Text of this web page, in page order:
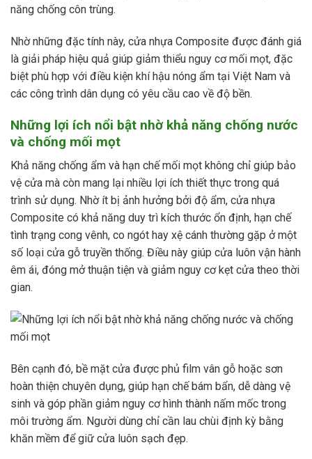
năng chống côn trùng.
Nhờ những đặc tính này, cửa nhựa Composite được đánh giá
là giải pháp hiệu quả giúp giảm thiểu nguy cơ mối mọt, đặc
biệt phù hợp với điều kiện khí hậu nóng ẩm tại Việt Nam và
các công trình dân dụng có yêu cầu cao về độ bền.
Những lợi ích nổi bật nhờ khả năng chống nước
và chống mối mọt
Khả năng chống ẩm và hạn chế mối mọt không chỉ giúp bảo
vệ cửa mà còn mang lại nhiều lợi ích thiết thực trong quá
trình sử dụng. Nhờ ít bị ảnh hưởng bởi độ ẩm, cửa nhựa
Composite có khả năng duy trì kích thước ổn định, hạn chế
tình trạng cong vênh, co ngót hay xệ cánh thường gặp ở một
số loại cửa gỗ truyền thống. Điều này giúp cửa luôn vận hành
êm ái, đóng mở thuận tiện và giảm nguy cơ kẹt cửa theo thời
gian.
Bên cạnh đó, bề mặt cửa được phủ film vân gỗ hoặc sơn
hoàn thiện chuyên dụng, giúp hạn chế bám bẩn, dễ dàng vệ
sinh và góp phần giảm nguy cơ hình thành nấm mốc trong
môi trường ẩm. Người dùng chỉ cần lau chùi định kỳ bằng
khăn mềm để giữ cửa luôn sạch đẹp.